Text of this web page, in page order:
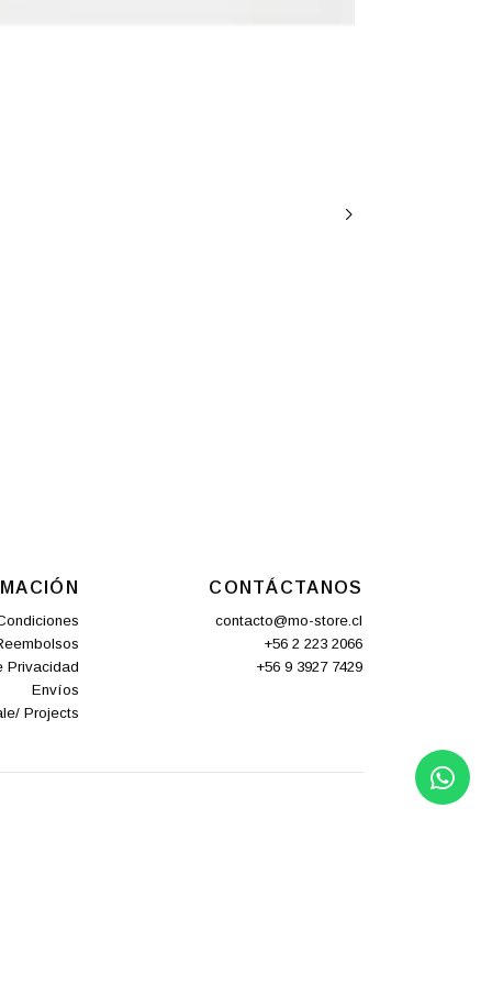
Privacidad
Envíos
Projects
CONTÁCTANOS
contacto@mo-store.cl
+56 2 223 2066
+56 9 3927 7429